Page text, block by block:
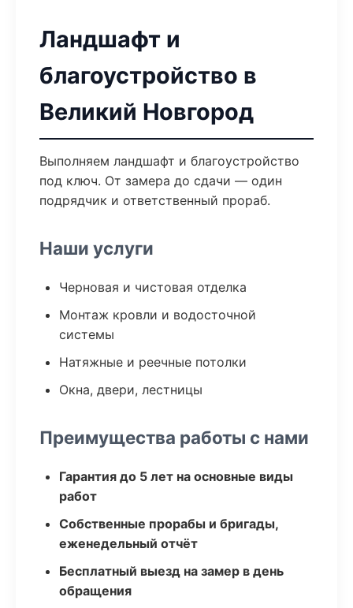
Ландшафт и
благоустройство в
Великий Новгород
Выполняем ландшафт и благоустройство
под ключ. От замера до сдачи — один
подрядчик и ответственный прораб.
Наши услуги
Черновая и чистовая отделка
Монтаж кровли и водосточной
системы
Натяжные и реечные потолки
Окна, двери, лестницы
Преимущества работы с нами
Гарантия до 5 лет на основные виды
работ
Собственные прорабы и бригады,
еженедельный отчёт
Бесплатный выезд на замер в день
обращения